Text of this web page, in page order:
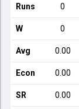
Runs 0
W 0
Avg 0.00
Econ 0.00
SR 0.00